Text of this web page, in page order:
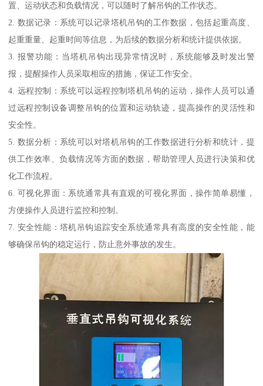
置、运动状态和负载情况，可以随时了解吊钩的工作状态。
2. 数据记录：系统可以记录塔机吊钩的工作数据，包括起重高度、
起重重量、起重时间等信息，为后续的数据分析和统计提供依据。
3. 报警功能：当塔机吊钩出现异常情况时，系统能够及时发出警
报，提醒操作人员采取相应的措施，保证工作安全。
4. 远程控制：系统可以远程控制塔机吊钩的运动，操作人员可以通
过远程控制设备调整吊钩的位置和运动轨迹，提高操作的灵活性和
安全性。
5. 数据分析：系统可以对塔机吊钩的工作数据进行分析和统计，提
供工作效率、负载情况等方面的数据，帮助管理人员进行决策和优
化工作流程。
6. 可视化界面：系统通常具有直观的可视化界面，操作简单易懂，
方便操作人员进行监控和控制。
7. 安全性能：塔机吊钩追踪安全系统通常具有高度的安全性能，能
够确保吊钩的稳定运行，防止意外事故的发生。